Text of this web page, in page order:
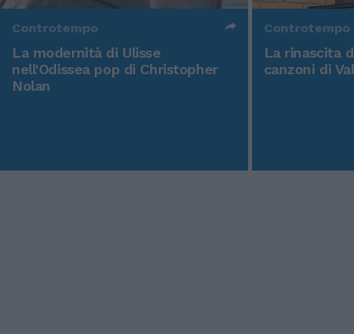
Controtempo
La modernità di Ulisse
nell'Odissea pop di Christopher
Nolan
Controtempo
La rinascita
canzoni di